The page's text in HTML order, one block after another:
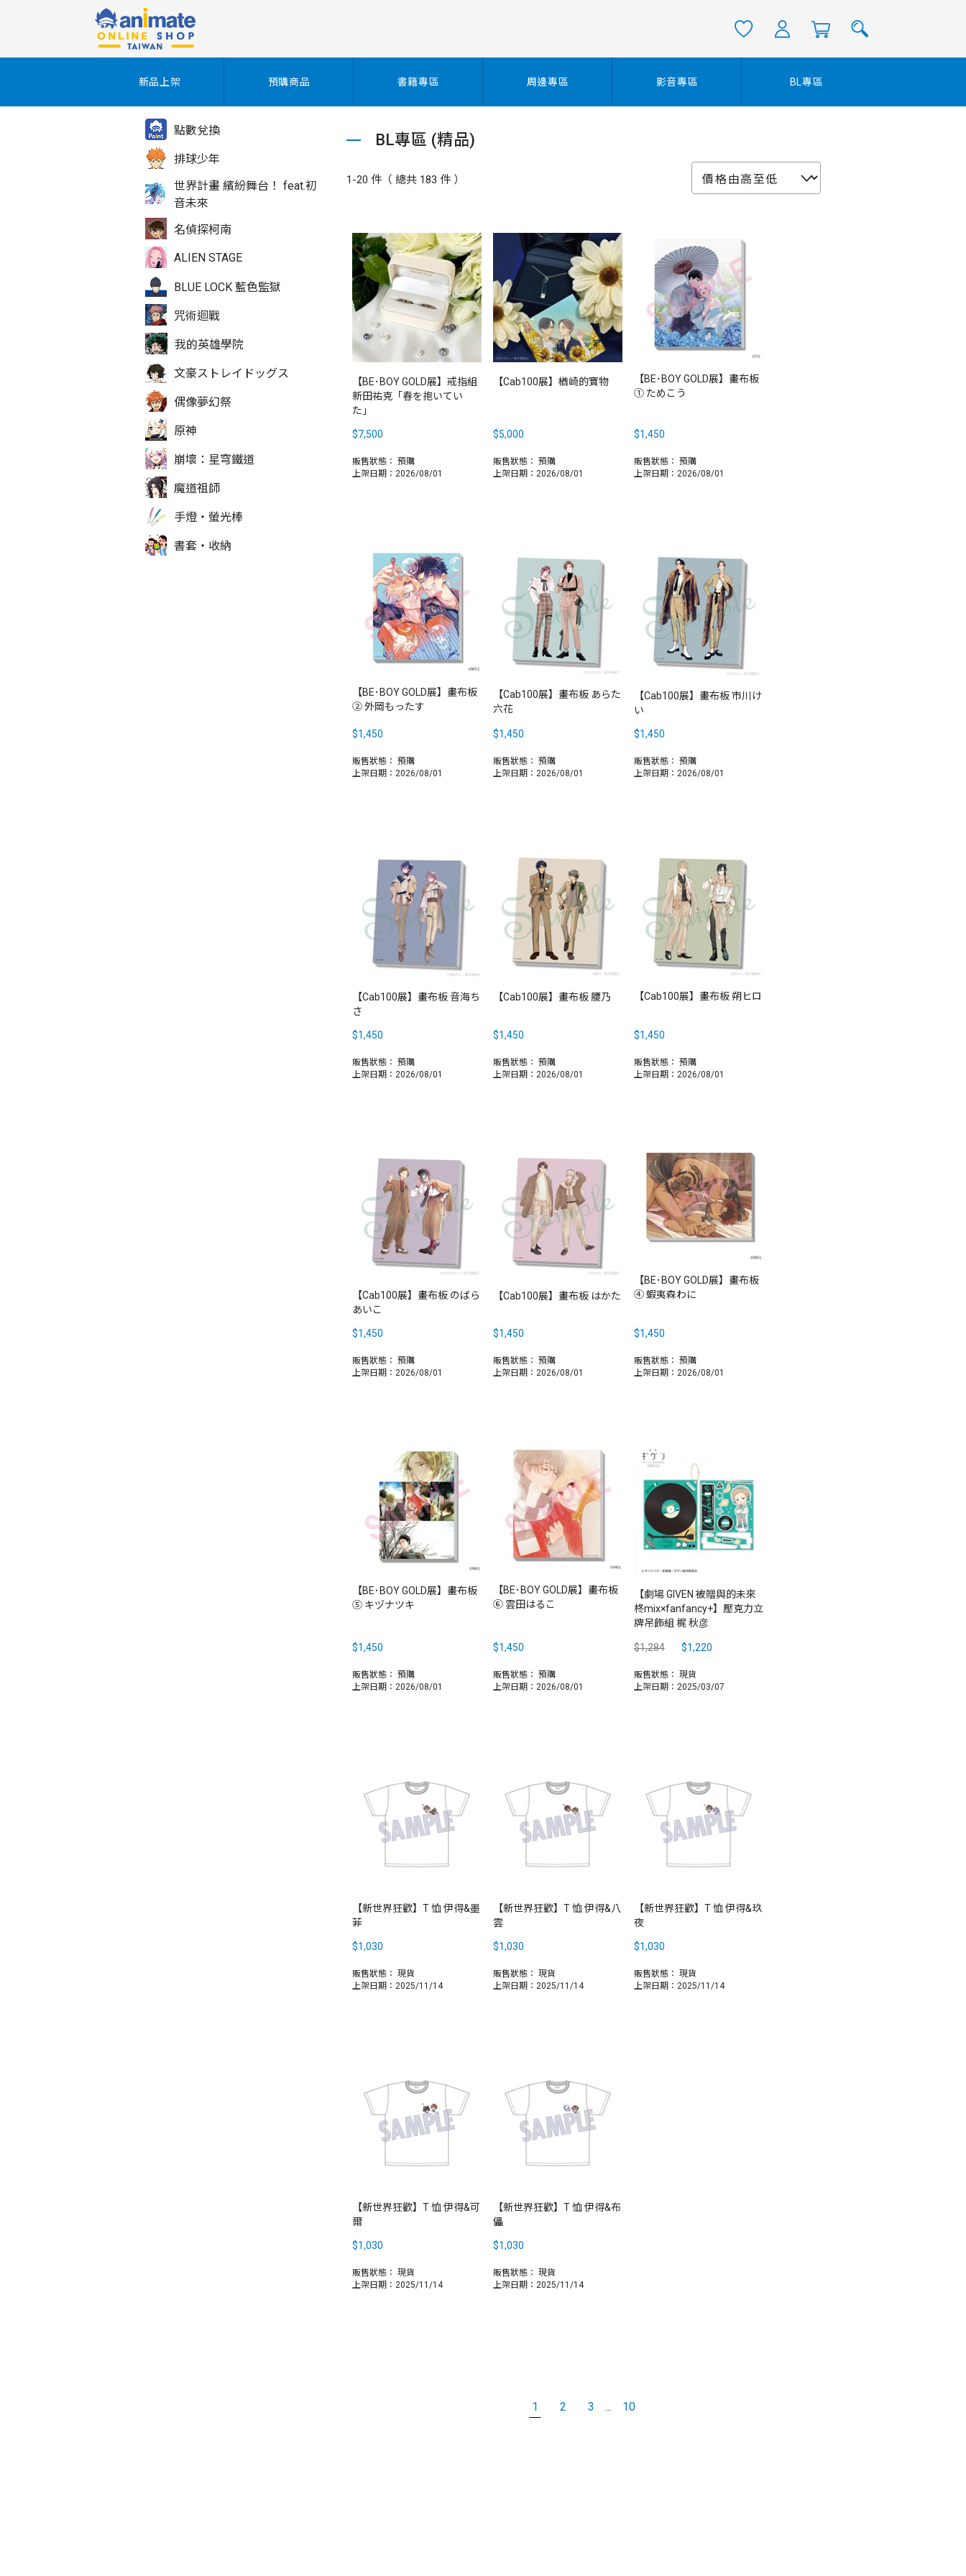
點數兌換
排球少年
世界計畫 繽紛舞台！ feat.初
音未來
名偵探柯南
ALIEN STAGE
BLUE LOCK 藍色監獄
咒術迴戰
我的英雄學院
文豪ストレイドッグス
偶像夢幻祭
原神
崩壞：星穹鐵道
魔道祖師
手燈‧螢光棒
書套‧收納
新品上架 預購商品 書籍專區 周邊專區 影音專區 BL專區
BL專區 (精品)
1-20 件（ 總共 183 件 ）
【BE･BOY GOLD展】戒指組
新田祐克「春を抱いてい
た」
$7,500
販售狀態： 預購
上架日期：2026/08/01
【Cab100展】楢崎的寶物
$5,000
販售狀態： 預購
上架日期：2026/08/01
【BE･BOY GOLD展】畫布板
① ためこう
$1,450
販售狀態： 預購
上架日期：2026/08/01
【BE･BOY GOLD展】畫布板
② 外岡もったす
$1,450
販售狀態： 預購
上架日期：2026/08/01
【Cab100展】畫布板 あらた
六花
$1,450
販售狀態： 預購
上架日期：2026/08/01
【Cab100展】畫布板 市川け
い
$1,450
販售狀態： 預購
上架日期：2026/08/01
【Cab100展】畫布板 音海ち
さ
$1,450
販售狀態： 預購
上架日期：2026/08/01
【Cab100展】畫布板 腰乃
$1,450
販售狀態： 預購
上架日期：2026/08/01
【Cab100展】畫布板 朔ヒロ
$1,450
販售狀態： 預購
上架日期：2026/08/01
【Cab100展】畫布板 のばら
あいこ
$1,450
販售狀態： 預購
上架日期：2026/08/01
【Cab100展】畫布板 はかた
$1,450
販售狀態： 預購
上架日期：2026/08/01
【BE･BOY GOLD展】畫布板
④ 蝦夷森わに
$1,450
販售狀態： 預購
上架日期：2026/08/01
【BE･BOY GOLD展】畫布板
⑤ キヅナツキ
$1,450
販售狀態： 預購
上架日期：2026/08/01
【BE･BOY GOLD展】畫布板
⑥ 雲田はるこ
$1,450
販售狀態： 預購
上架日期：2026/08/01
【劇場 GIVEN 被贈與的未來
柊mix×fanfancy+】壓克力立
牌吊飾組 梶 秋彦
$1,284 $1,220
販售狀態： 現貨
上架日期：2025/03/07
【新世界狂歡】T 恤 伊得&墨
菲
$1,030
販售狀態： 現貨
上架日期：2025/11/14
【新世界狂歡】T 恤 伊得&八
雲
$1,030
販售狀態： 現貨
上架日期：2025/11/14
【新世界狂歡】T 恤 伊得&玖
夜
$1,030
販售狀態： 現貨
上架日期：2025/11/14
【新世界狂歡】T 恤 伊得&可
爾
$1,030
販售狀態： 現貨
上架日期：2025/11/14
【新世界狂歡】T 恤 伊得&布
儡
$1,030
販售狀態： 現貨
上架日期：2025/11/14
1 2 3 ... 10